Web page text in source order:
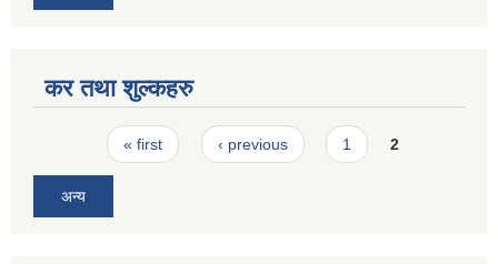
कर तथा शुल्कहरु
Pages« first ‹ previous 1 2
अन्य